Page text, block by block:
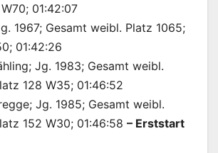
01:42:07
1967; Gesamt weibl. Platz 1065;
01:42:26
Jg. 1983; Gesamt weibl.
128 W35; 01:46:52
Jg. 1985; Gesamt weibl.
152 W30; 01:46:58 – Erststart